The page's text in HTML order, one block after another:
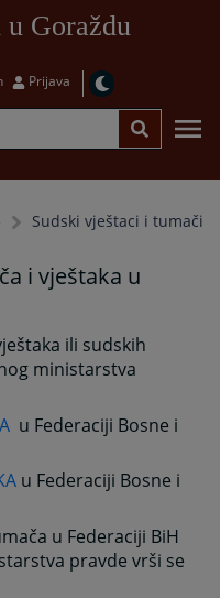
u Goraždu
Prijava
Sudski vještaci i tumači
i vještaka u
ili sudskih
ministarstva
u Federaciji Bosne i
u Federaciji Bosne i
u Federaciji BiH
pravde vrši se